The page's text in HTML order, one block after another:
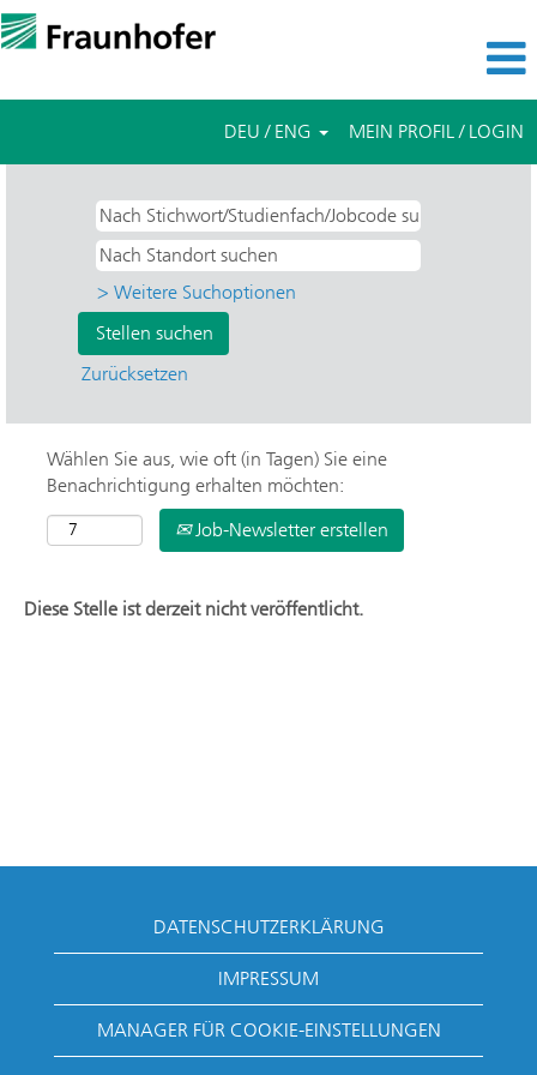
DEU / ENG MEIN PROFIL / LOGIN
> Weitere Suchoptionen
Zurücksetzen
Wählen Sie aus, wie oft (in Tagen) Sie eine
Benachrichtigung erhalten möchten:
Job-Newsletter erstellen
Diese Stelle ist derzeit nicht veröffentlicht.
DATENSCHUTZERKLÄRUNG
IMPRESSUM
MANAGER FÜR COOKIE-EINSTELLUNGEN